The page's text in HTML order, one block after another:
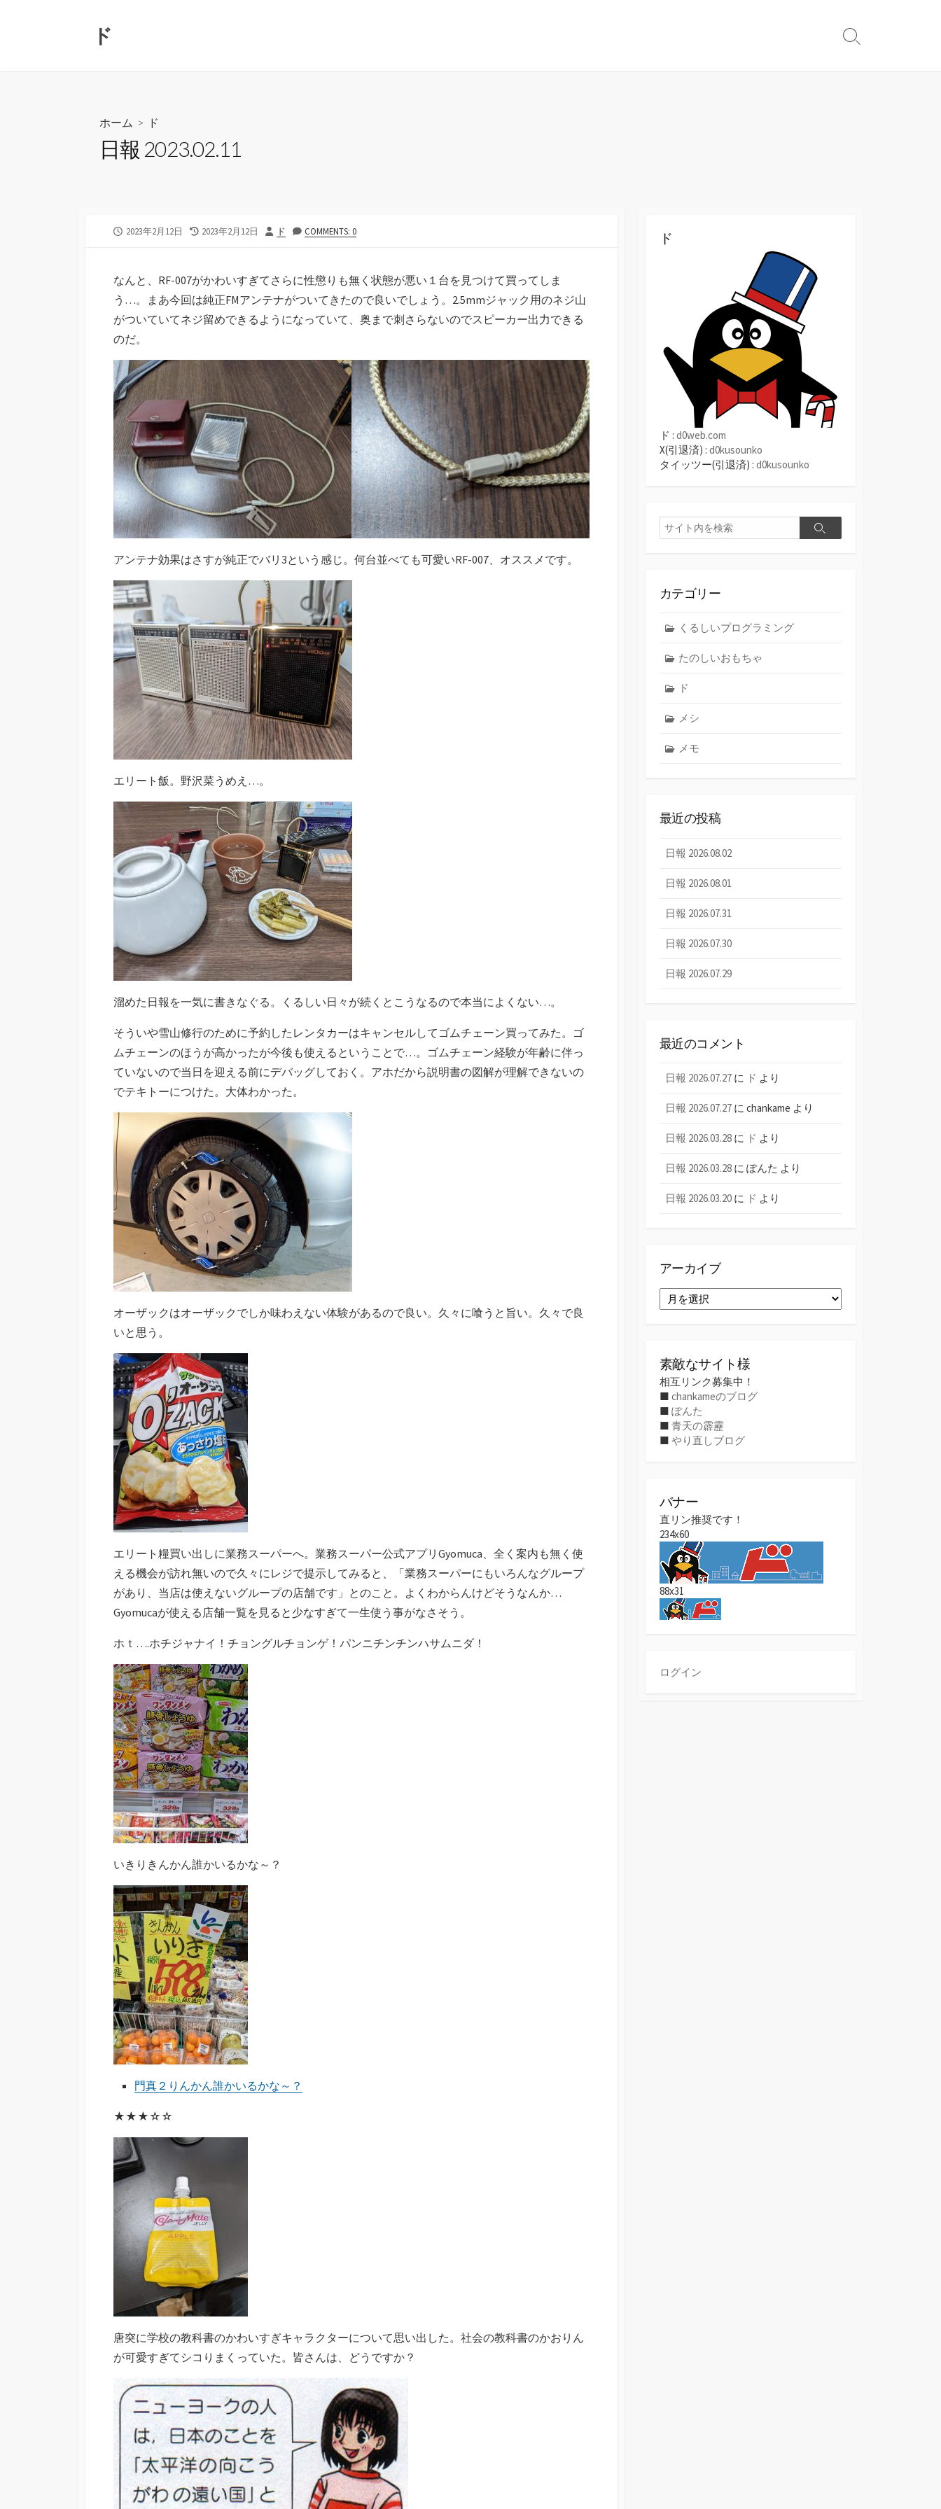
ド
検
ホーム > ド
日報 2023.02.11
公
2023年2月12日
最
日
2023年2月12日
投
ド COMMENTS: 0
なんと、RF-007がかわいすぎてさらに性懲りも無く状態が悪い１台を見つけて買ってしま
う…。まあ今回は純正FMアンテナがついてきたので良いでしょう。2.5mmジャック用のネジ山
がついていてネジ留めできるようになっていて、奥まで刺さらないのでスピーカー出力できる
のだ。
アンテナ効果はさすが純正でバリ3という感じ。何台並べても可愛いRF-007、オススメです。
エリート飯。野沢菜うめえ…。
溜めた日報を一気に書きなぐる。くるしい日々が続くとこうなるので本当によくない…。
そういや雪山修行のために予約したレンタカーはキャンセルしてゴムチェーン買ってみた。ゴ
ムチェーンのほうが高かったが今後も使えるということで…。ゴムチェーン経験が年齢に伴っ
ていないので当日を迎える前にデバッグしておく。アホだから説明書の図解が理解できないの
でテキトーにつけた。大体わかった。
オーザックはオーザックでしか味わえない体験があるので良い。久々に喰うと旨い。久々で良
いと思う。
エリート糧買い出しに業務スーパーへ。業務スーパー公式アプリGyomuca、全く案内も無く使
える機会が訪れ無いので久々にレジで提示してみると、「業務スーパーにもいろんなグループ
があり、当店は使えないグループの店舗です」とのこと。よくわからんけどそうなんか…
Gyomucaが使える店舗一覧を見ると少なすぎて一生使う事がなさそう。
ホｔ….ホチジャナイ！チョングルチョンゲ！パンニチンチンハサムニダ！
いきりきんかん誰かいるかな～？
門真２りんかん誰かいるかな～？
★★★☆☆
唐突に学校の教科書のかわいすぎキャラクターについて思い出した。社会の教科書のかおりん
が可愛すぎてシコりまくっていた。皆さんは、どうですか？
ド
ド : d0web.com
X(引退済) : d0kusounko
タイッツー(引退済) : d0kusounko
検
索
検
カテゴリー
くるしいプログラミング
たのしいおもちゃ
ド
メシ
メモ
最近の投稿
日報 2026.08.02
日報 2026.08.01
日報 2026.07.31
日報 2026.07.30
日報 2026.07.29
最近のコメント
日報 2026.07.27 に ド より
日報 2026.07.27 に chankame より
日報 2026.03.28 に ド より
日報 2026.03.28 に ぽんた より
日報 2026.03.20 に ド より
アーカイブ
ー
素敵なサイト様
相互リンク募集中！
■ chankameのブログ
■ ぽんた
■ 青天の霹靂
■ やり直しブログ
バナー
直リン推奨です！
234x60
88x31
ログイン